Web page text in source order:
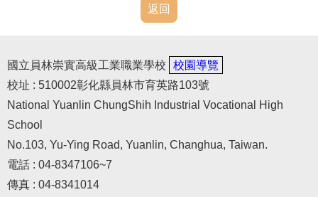
返回
國立員林崇實高級工業職業學校
校園導覽
校址 : 510002彰化縣員林市育英路103號
National Yuanlin ChungShih Industrial Vocational High
School
No.103, Yu-Ying Road, Yuanlin, Changhua, Taiwan.
電話 : 04-8347106~7
傳真 : 04-8341014